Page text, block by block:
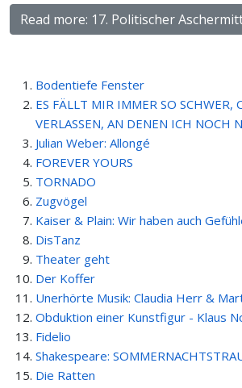
Read more: 17. Politischer
Bodentiefe Fenster
ES FÄLLT MIR IMMER SO SCHWER,
VERLASSEN, AN DENEN ICH NOCH
Julian Weber: Allongé
FOREVER YOURS
TORNADO
Zugvögel
Kaiser & Plain: Wir haben auch
DisTanz
Theater geht
Der Koffer
Unerhörte Musik: Claudia Herr &
Obduktion einer Kunstfigur - Klaus
Fidelio
Shakespeare:
Die Ratten